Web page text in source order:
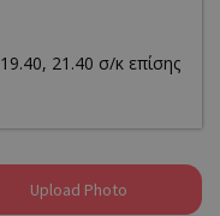
21.40 σ/κ επίσης
Upload Photo